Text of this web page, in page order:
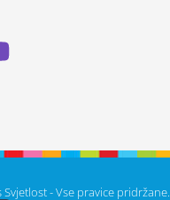
- Vse pravice pridržane.